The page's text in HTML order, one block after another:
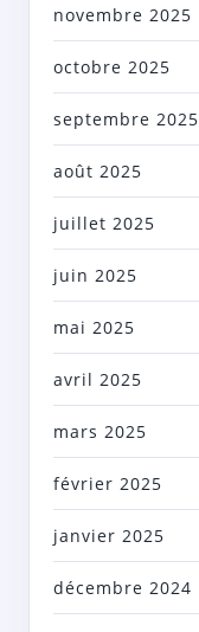
novembre 2025
octobre 2025
septembre 2025
août 2025
juillet 2025
juin 2025
mai 2025
avril 2025
mars 2025
février 2025
janvier 2025
décembre 2024